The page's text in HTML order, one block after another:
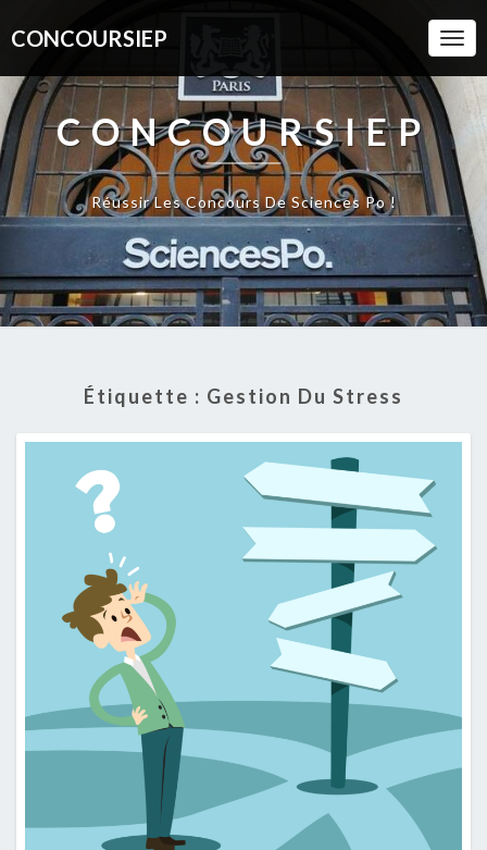
CONCOURSIEP
CONCOURSIEP
Réussir Les Concours De Sciences Po !
Étiquette : Gestion Du Stress